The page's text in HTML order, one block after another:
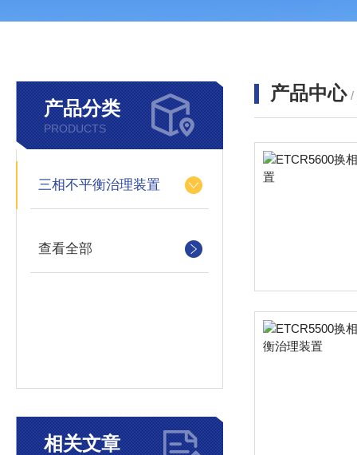
产品分类
PRODUCTS
三相不平衡治理装置
查看全部
相关文章
产品中心 /